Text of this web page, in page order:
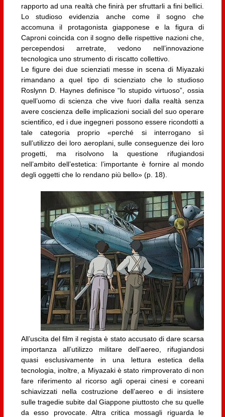
rapporto ad una realtà che finirà per sfruttarli a fini bellici.
Lo studioso evidenzia anche come il sogno che
accomuna il protagonista giapponese e la figura di
Caproni coincida con il sogno delle rispettive nazioni che,
percependosi arretrate, vedono nell’innovazione
tecnologica uno strumento di riscatto collettivo.
Le figure dei due scienziati messe in scena di Miyazaki
rimandano a quel tipo di scienziato che lo studioso
Roslynn D. Haynes definisce “lo stupido virtuoso”, ossia
quell’uomo di scienza che vive fuori dalla realtà senza
avere coscienza delle implicazioni sociali del suo operare
scientifico, ed i due ingegneri possono essere ricondotti a
tale categoria proprio «perché si interrogano sì
sull’utilizzo dei loro aeroplani, sulle conseguenze dei loro
progetti, ma risolvono la questione rifugiandosi
nell’ambito dell’estetica: l’importante è fornire al mondo
degli oggetti che lo rendano più bello» (p. 18).
All’uscita del film il regista è stato accusato di dare scarsa
importanza all’utilizzo militare dell’aereo, rifugiandosi
quasi esclusivamente in una lettura estetica della
tecnologia, inoltre, a Miyazaki è stato rimproverato di non
fare riferimento al ricorso agli operai cinesi e coreani
schiavizzati nella costruzione dell’aereo e di insistere
sulle tragedie subite dal Giappone piuttosto che su quelle
da esso provocate. Altra critica mossagli riguarda le